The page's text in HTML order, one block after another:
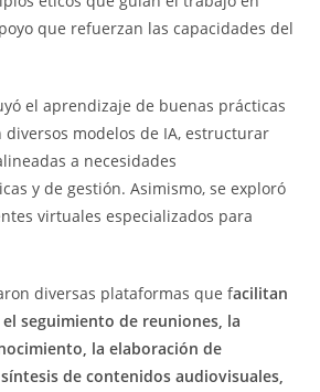
que refuerzan las capacidades del
el aprendizaje de buenas prácticas
modelos de IA, estructurar
a necesidades
y de gestión. Asimismo, se exploró
virtuales especializados para
diversas plataformas que facilitan
seguimiento de reuniones, la
la elaboración de
de contenidos audiovisuales,